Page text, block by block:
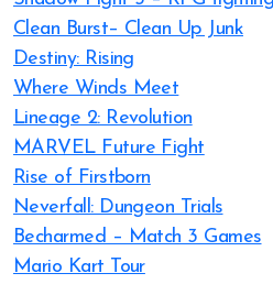
Clean Burst– Clean Up Junk
Destiny: Rising
Where Winds Meet
Lineage 2: Revolution
MARVEL Future Fight
Rise of Firstborn
Neverfall: Dungeon Trials
Becharmed – Match 3 Games
Mario Kart Tour